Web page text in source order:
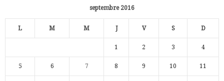
septembre 2016
L M M J V S D
1 2 3 4
5 6 7 8 9 10 11